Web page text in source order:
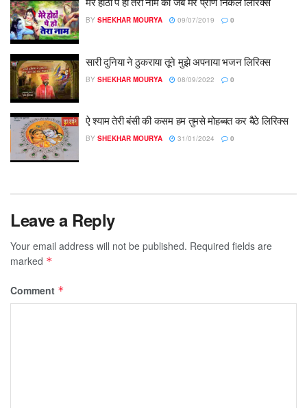
BY SHEKHAR MOURYA 09/07/2019 0
सारी दुनिया ने ठुकराया तूने मुझे अपनाया भजन लिरिक्स
BY SHEKHAR MOURYA 08/09/2022 0
ऐ श्याम तेरी बंसी की कसम हम तुमसे मोहब्बत कर बैठे लिरिक्स
BY SHEKHAR MOURYA 31/01/2024 0
Leave a Reply
Your email address will not be published. Required fields are
marked *
Comment *